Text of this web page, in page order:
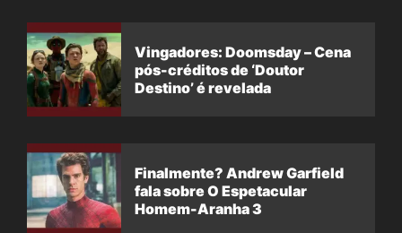
Vingadores: Doomsday – Cena
pós-créditos de ‘Doutor
Destino’ é revelada
Finalmente? Andrew Garfield
fala sobre O Espetacular
Homem-Aranha 3